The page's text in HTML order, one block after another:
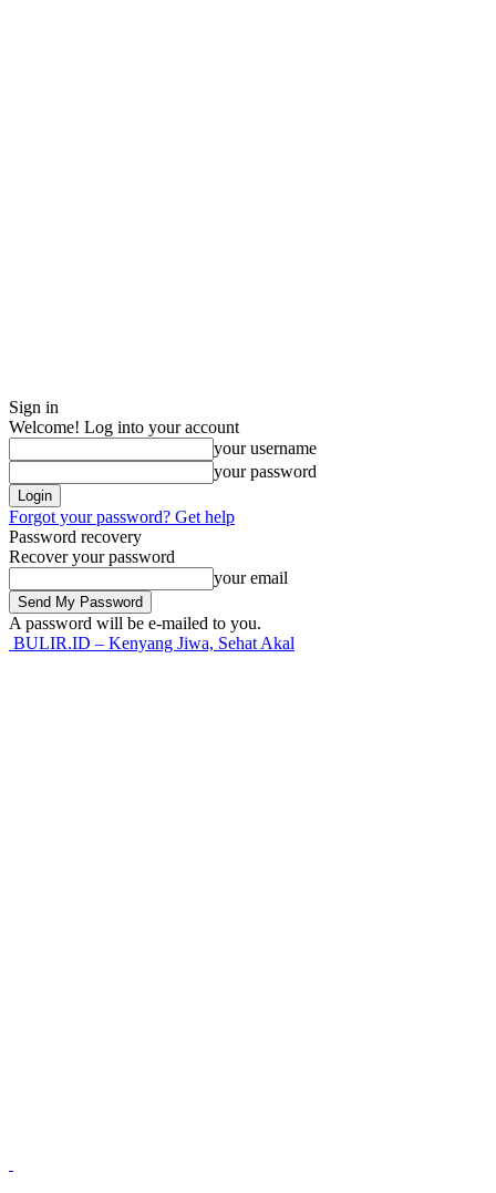
Sign in
Welcome! Log into your account
your username
your password
Forgot your password? Get help
Password recovery
Recover your password
your email
A password will be e-mailed to you.
BULIR.ID – Kenyang Jiwa, Sehat Akal